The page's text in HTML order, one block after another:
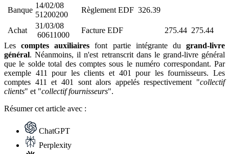
Banque
14/02/08
51200200
Règlement EDF 326.39
Achat
31/03/08
60611000
Facture EDF 275.44 275.44
Lescomptes auxiliaires font partie intégrante du grand-livre
général. Néanmoins, il n'est retranscrit dans le grand-livre général
que le solde total des comptes sous le numéro correspondant. Par
exemple 411 pour les clients et 401 pour les fournisseurs. Les
comptes 411 et 401 sont alors appelés respectivement "collectif
clients" et "collectif fournisseurs".
Résumercet article avec :
ChatGPT
Perplexity